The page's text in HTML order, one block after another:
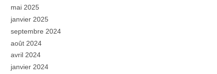
mai 2025
janvier 2025
septembre 2024
août 2024
avril 2024
janvier 2024